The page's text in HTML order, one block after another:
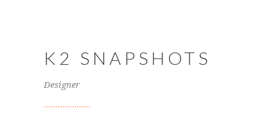
K2 SNAPSHOTS
Designer